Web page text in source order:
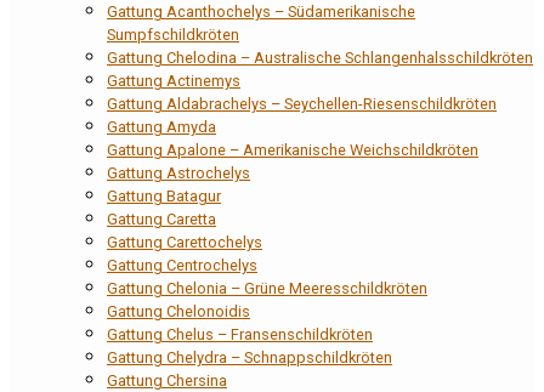
Gattung Acanthochelys – Südamerikanische
Sumpfschildkröten
Gattung Chelodina – Australische Schlangenhalsschildkröten
Gattung Actinemys
Gattung Aldabrachelys – Seychellen-Riesenschildkröten
Gattung Amyda
Gattung Apalone – Amerikanische Weichschildkröten
Gattung Astrochelys
Gattung Batagur
Gattung Caretta
Gattung Carettochelys
Gattung Centrochelys
Gattung Chelonia – Grüne Meeresschildkröten
Gattung Chelonoidis
Gattung Chelus – Fransenschildkröten
Gattung Chelydra – Schnappschildkröten
Gattung Chersina